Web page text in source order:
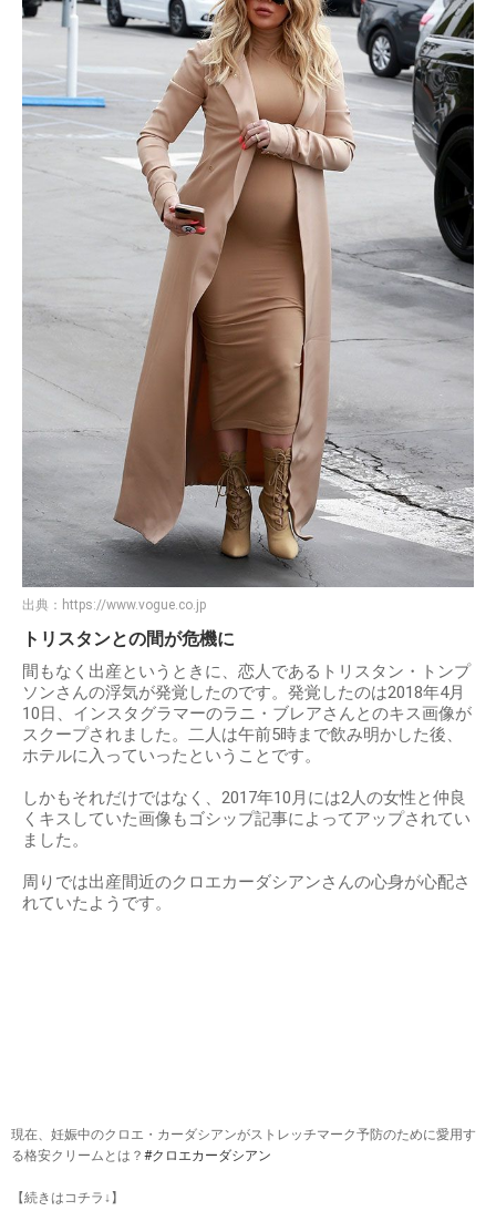
出典： https://www.vogue.co.jp
トリスタンとの間が危機に
間もなく出産というときに、恋人であるトリスタン・トンプ
ソンさんの浮気が発覚したのです。発覚したのは2018年4月
10日、インスタグラマーのラニ・ブレアさんとのキス画像が
スクープされました。二人は午前5時まで飲み明かした後、
ホテルに入っていったということです。
しかもそれだけではなく、2017年10月には2人の女性と仲良
くキスしていた画像もゴシップ記事によってアップされてい
ました。
周りでは出産間近のクロエカーダシアンさんの心身が心配さ
れていたようです。
現在、妊娠中のクロエ・カーダシアンがストレッチマーク予防のために愛用す
る格安クリームとは？ #クロエカーダシアン
【続きはコチラ↓】